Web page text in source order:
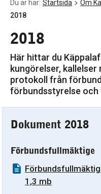
Du är här: Startsida Om
2018
2018
Här hittar du
kungörelser, kallelser
protokoll från
förbundsstyrelse och
Dokument 2018
Förbundsfullmäktige
1,3 mb